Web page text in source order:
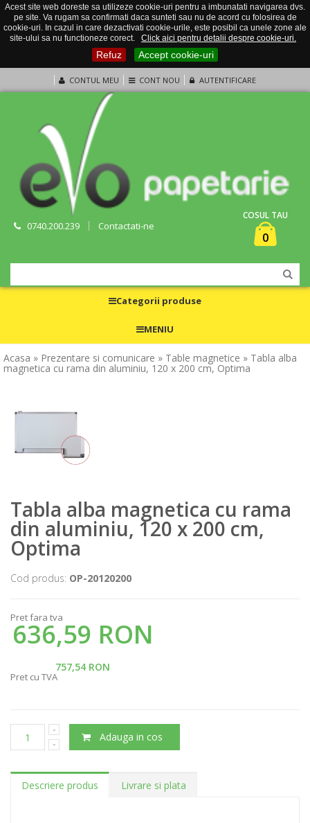
Acest site web doreste sa utilizeze cookie-uri pentru a imbunatati navigarea dvs.
pe site. Va rugam sa confirmati daca sunteti sau nu de acord cu folosirea de
cookie-uri. In cazul in care dezactivati cookie-urile, este posibil ca unele zone ale
site-ului sa nu functioneze corect.
Click aici pentru detalii despre cookie-uri.
Refuz Accept cookie-uri
CONTUL MEU CONT NOU AUTENTIFICARE
0740.200.239 Contactati-ne
COSUL TAU
0
Categorii produse
MENIU
Acasa » Prezentare si comunicare » Table magnetice » Tabla alba
magnetica cu rama din aluminiu, 120 x 200 cm, Optima
Tabla alba magnetica cu rama
din aluminiu, 120 x 200 cm,
Optima
Cod produs: OP-20120200
Pret fara tva
636,59 RON
757,54 RON
Pret cu TVA
Adauga in cos
Descriere produs Livrare si plata